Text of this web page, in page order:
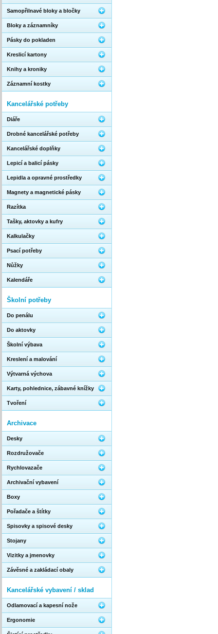
Samopřilnavé bloky a bločky
Bloky a záznamníky
Pásky do pokladen
Kreslicí kartony
Knihy a kroniky
Záznamní kostky
Kancelářské potřeby
Diáře
Drobné kancelářské potřeby
Kancelářské doplňky
Lepicí a balicí pásky
Lepidla a opravné prostředky
Magnety a magnetické pásky
Razítka
Tašky, aktovky a kufry
Kalkulačky
Psací potřeby
Nůžky
Kalendáře
Školní potřeby
Do penálu
Do aktovky
Školní výbava
Kreslení a malování
Výtvarná výchova
Karty, pohlednice, zábavné knížky
Tvoření
Archivace
Desky
Rozdružovače
Rychlovazače
Archivační vybavení
Boxy
Pořadače a štítky
Spisovky a spisové desky
Stojany
Vizitky a jmenovky
Závěsné a zakládací obaly
Kancelářské vybavení / sklad
Odlamovací a kapesní nože
Ergonomie